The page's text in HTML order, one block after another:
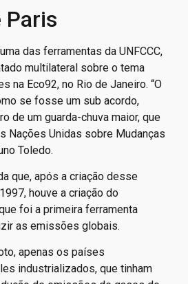
as reformas
aumentando.”
Paris
das ferramentas da UNFCCC,
multilateral sobre o tema
na Eco92, no Rio de Janeiro. “O
de um guarda-chuva maior, que
Nações Unidas sobre Mudanças
Toledo.
houve a criação do
foi a primeira ferramenta